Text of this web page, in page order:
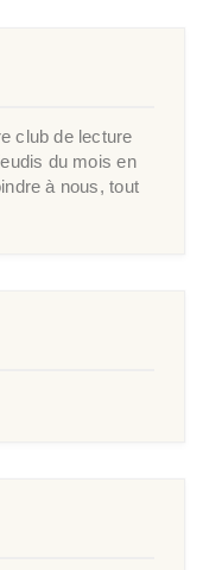
club de lecture
du mois en
à nous, tout